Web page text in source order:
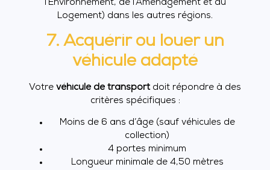
l’Environnement, de l’Aménagement et du
Logement) dans les autres régions.
7. Acquérir ou louer un
véhicule adapté
Votre véhicule de transportdoit répondre à des
critères spécifiques :
Moins de 6 ans d’âge (sauf véhicules de
collection)
4 portes minimum
Longueur minimale de 4,50 mètres